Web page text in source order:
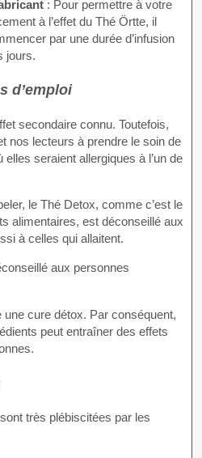
: Pour permettre à votre
à l’effet du Thé Örtte, il
par une durée d’infusion
jours.
d’emploi
secondaire connu. Toutefois,
nos lecteurs à prendre le soin de
seraient allergiques à l’un de
le Thé Detox, comme c’est le
alimentaires, est déconseillé aux
à celles qui allaitent.
aux personnes
cure détox. Par conséquent,
peut entraîner des effets
très plébiscitées par les